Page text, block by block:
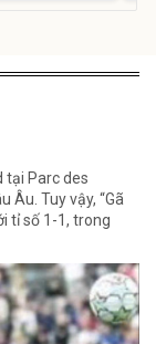
tại Parc des
Âu. Tuy vậy, “Gã
tỉ số 1-1, trong